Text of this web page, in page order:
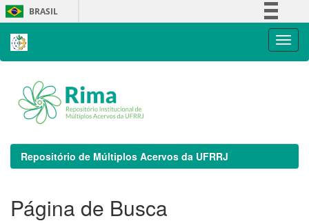
Skip
navigation
BRASIL
Repositório de Múltiplos Acervos da UFRRJ
Página de Busca